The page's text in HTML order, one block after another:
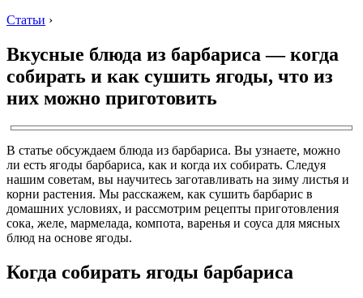
Статьи ›
Вкусные блюда из барбариса — когда
собирать и как сушить ягоды, что из
них можно приготовить
В статье обсуждаем блюда из барбариса. Вы узнаете, можно
ли есть ягоды барбариса, как и когда их собирать. Следуя
нашим советам, вы научитесь заготавливать на зиму листья и
корни растения. Мы расскажем, как сушить барбарис в
домашних условиях, и рассмотрим рецепты приготовления
сока, желе, мармелада, компота, варенья и соуса для мясных
блюд на основе ягоды.
Когда собирать ягоды барбариса